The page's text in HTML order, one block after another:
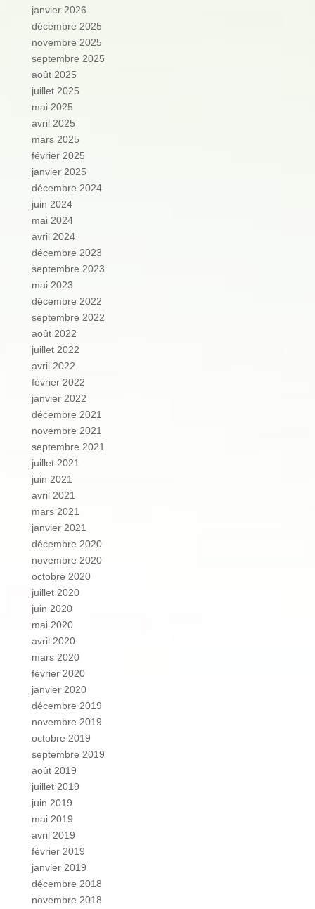
janvier 2026
décembre 2025
novembre 2025
septembre 2025
août 2025
juillet 2025
mai 2025
avril 2025
mars 2025
février 2025
janvier 2025
décembre 2024
juin 2024
mai 2024
avril 2024
décembre 2023
septembre 2023
mai 2023
décembre 2022
septembre 2022
août 2022
juillet 2022
avril 2022
février 2022
janvier 2022
décembre 2021
novembre 2021
septembre 2021
juillet 2021
juin 2021
avril 2021
mars 2021
janvier 2021
décembre 2020
novembre 2020
octobre 2020
juillet 2020
juin 2020
mai 2020
avril 2020
mars 2020
février 2020
janvier 2020
décembre 2019
novembre 2019
octobre 2019
septembre 2019
août 2019
juillet 2019
juin 2019
mai 2019
avril 2019
février 2019
janvier 2019
décembre 2018
novembre 2018